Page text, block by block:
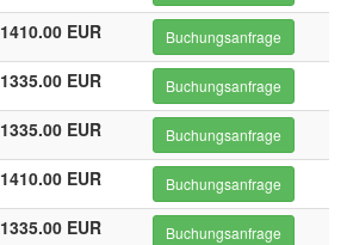
1410.00 EUR Buchungsanfrage
1335.00 EUR Buchungsanfrage
1335.00 EUR Buchungsanfrage
1410.00 EUR Buchungsanfrage
1335.00 EUR Buchungsanfrage